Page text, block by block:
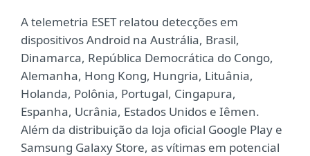
A telemetria ESET relatou detecções em
dispositivos Android na Austrália, Brasil,
Dinamarca, República Democrática do Congo,
Alemanha, Hong Kong, Hungria, Lituânia,
Holanda, Polônia, Portugal, Cingapura,
Espanha, Ucrânia, Estados Unidos e Iêmen.
Além da distribuição da loja oficial Google Play e
Samsung Galaxy Store, as vítimas em potencial